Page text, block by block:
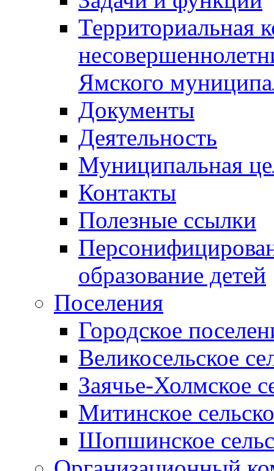
Территориальная
Ямского
Документы
Деятельность
Муниципальная
Контакты
Полезные ссылки
образование детей
Поселения
Городское
Великосельское
Заячье-Холмское
Митинское
Шопшинское